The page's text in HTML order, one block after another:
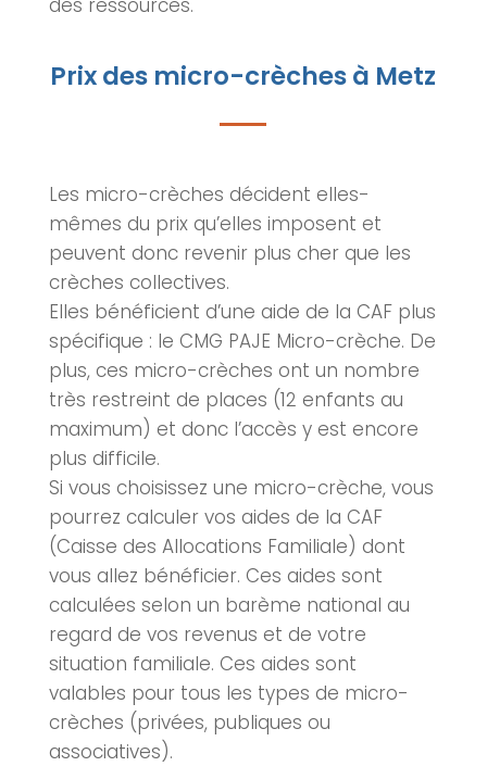
des ressources.
Prix des micro-crèches à Metz
Les micro-crèches décident elles-
mêmes du prix qu’elles imposent et
peuvent donc revenir plus cher que les
crèches collectives.
Elles bénéficient d’une aide de la CAF plus
spécifique : le CMG PAJE Micro-crèche. De
plus, ces micro-crèches ont un nombre
très restreint de places (12 enfants au
maximum) et donc l’accès y est encore
plus difficile.
Si vous choisissez une micro-crèche, vous
pourrez calculer vos aides de la CAF
(Caisse des Allocations Familiale) dont
vous allez bénéficier. Ces aides sont
calculées selon un barème national au
regard de vos revenus et de votre
situation familiale. Ces aides sont
valables pour tous les types de micro-
crèches (privées, publiques ou
associatives).